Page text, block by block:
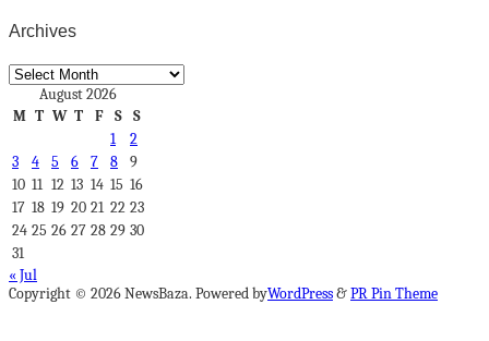
Archives
Archives
August 2026
M T W T F S
S
1
2
3
4 5 6 7 8
9
10 11 12 13 14 15 16
17 18 19 20 21 22 23
24 25 26 27 28 29 30
31
« Jul
Copyright © 2026 NewsBaza. Powered byWordPress&PR Pin Theme